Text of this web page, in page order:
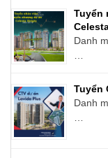
Tuyển
Danh
…
Tuyển
Danh
…